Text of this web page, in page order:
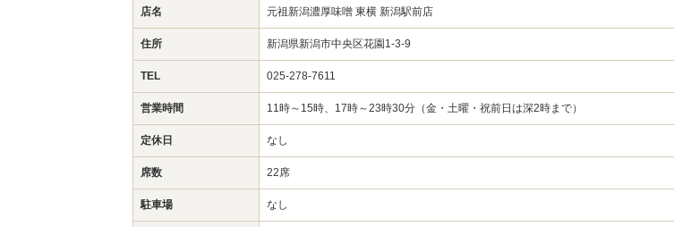
店名 元祖新潟濃厚味噌 東横 新潟駅前店
住所 新潟県新潟市中央区花園1-3-9
TEL 025-278-7611
営業時間 11時～15時、17時～23時30分（金・土曜・祝前日は深2時まで）
定休日 なし
席数 22席
駐車場 なし